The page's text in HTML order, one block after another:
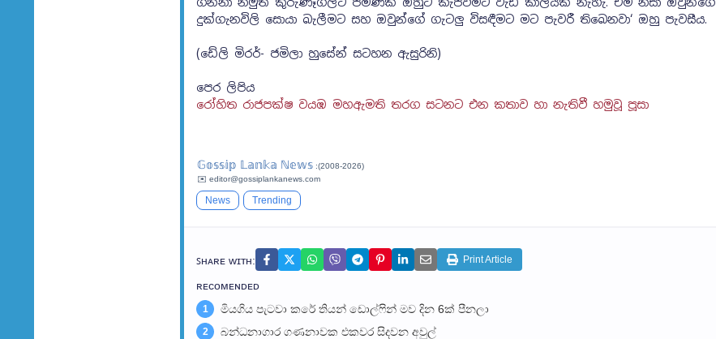
දුක්ගැනවිලි සොයා බැලීමට සහ ඔවුන්ගේ ගැටලු විසඳීමට මට පැවරී තිබෙනවා‘ ඔහු පැවසීය.
(ඩේලි මිරර්- ජමිලා හුසේන් සටහන ඇසුරිනි)
පෙර ලිපිය
රෝහිත රාජපක්ෂ වයඹ මහඇමති තරග සටනට එන කතාව හා නැතිවී හමුවූ පූසා
𝔾𝕠𝕤𝕤𝕚𝕡 𝕃𝕒𝕟𝕜𝕒 ℕ𝕖𝕨𝕤 :(2008-2026)
✉️ editor@gossiplankanews.com
News Trending
ꜱʜᴀʀᴇ ᴡɪᴛʜ: Print Article
ʀᴇᴄᴏᴍᴇɴᴅᴇᴅ
1 මියගිය පැටවා කරේ තියන් ඩොල්ෆින් මව දින 6ක් පීනලා
2 බන්ධනාගාර ගණනාවක එකවර සිදවන අවුල්